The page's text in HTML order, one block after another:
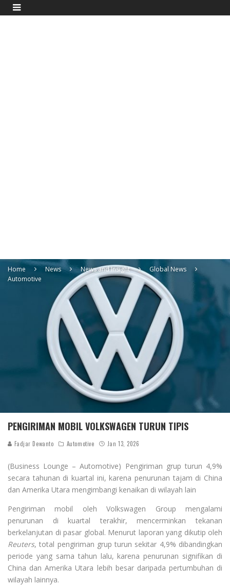
Home News News and Insight
Global News
Automotive
PENGIRIMAN MOBIL VOLKSWAGEN TURUN TIPIS
Fadjar Dewanto Automotive Jan 13, 2026
(Business Lounge – Automotive) Pengiriman grup turun 4,9%
secara tahunan di kuartal ini, karena penurunan tajam di China
dan Amerika Utara mengimbangi kenaikan di wilayah lain
Pengiriman mobil oleh Volkswagen Group mengalami
penurunan di kuartal terakhir, mencerminkan tekanan
berkelanjutan di pasar global. Menurut laporan yang dikutip oleh
Reuters, total pengiriman grup turun sekitar 4,9% dibandingkan
periode yang sama tahun lalu, karena penurunan signifikan di
China dan Amerika Utara lebih besar daripada pertumbuhan di
wilayah lainnya.